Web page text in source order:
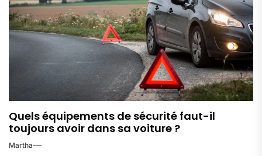
Quels équipements de sécurité faut-il
toujours avoir dans sa voiture ?
Martha